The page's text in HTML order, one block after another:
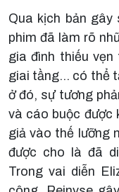
Qua kịch bản gây
phim đã làm rõ
gia đình thiếu
giai tầng… có thể
ở đó, sự tương
và cáo buộc được
giả vào thế lưỡng
được cho là đã
Trong vai diễn